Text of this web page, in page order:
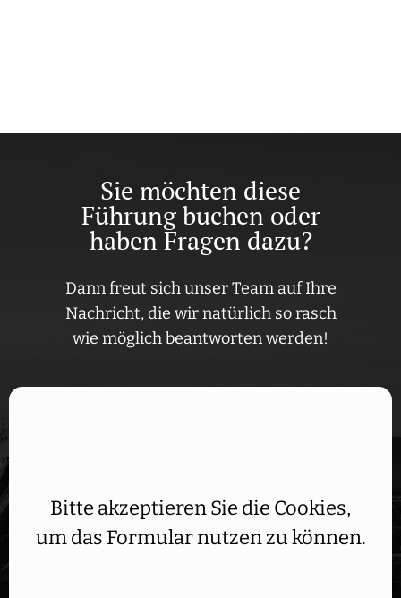
Sie möchten diese
Führung buchen oder
haben Fragen dazu?
Dann freut sich unser Team auf Ihre
Nachricht, die wir natürlich so rasch
wie möglich beantworten werden!
Aufgrund Ihrer DSGVO Einstellungen wird dieser Inhalt
Bitte akzeptieren Sie die Cookies,
um das Formular nutzen zu können.